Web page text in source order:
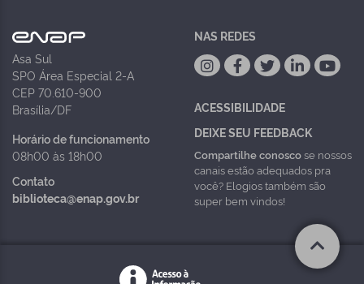
Asa Sul
SPO Área Especial 2-A
CEP 70.610-900
Brasília/DF
Horário de funcionamento
08h00 às 18h00
Contato
biblioteca@enap.gov.br
NAS REDES
ACESSIBILIDADE
DEIXE SEU FEEDBACK
Compartilhe conoscose nossos
canais estão adequados pra
você? Elogios também são
super bem vindos!